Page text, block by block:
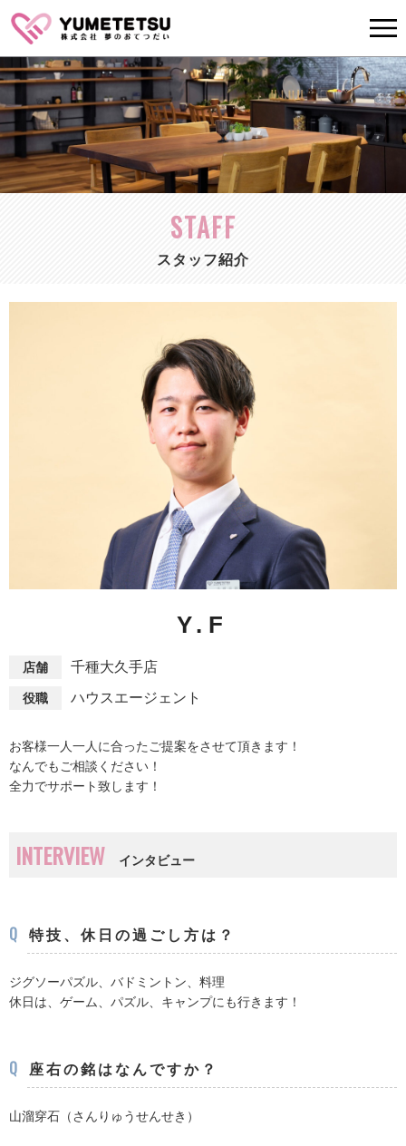
STAFF
スタッフ紹介
Y.F
店舗 千種大久手店
役職 ハウスエージェント
お客様一人一人に合ったご提案をさせて頂きます！
なんでもご相談ください！
全力でサポート致します！
INTERVIEW インタビュー
Q 特技、休日の過ごし方は？
ジグソーパズル、バドミントン、料理
休日は、ゲーム、パズル、キャンプにも行きます！
Q 座右の銘はなんですか？
山溜穿石（さんりゅうせんせき）